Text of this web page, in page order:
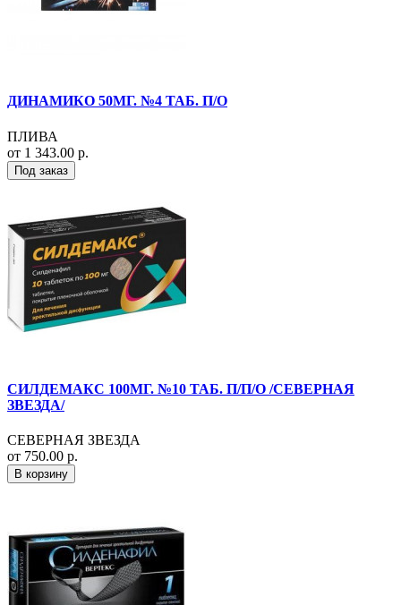
ДИНАМИКО 50МГ. №4 ТАБ. П/О
ПЛИВА
от 1 343.00 р.
Под заказ
СИЛДЕМАКС 100МГ. №10 ТАБ. П/П/О /СЕВЕРНАЯ
ЗВЕЗДА/
СЕВЕРНАЯ ЗВЕЗДА
от 750.00 р.
В корзину